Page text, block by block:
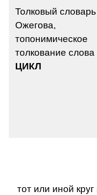
Толковый словарь
Ожегова,
топонимическое
толкование слова
ЦИКЛ
тот или иной